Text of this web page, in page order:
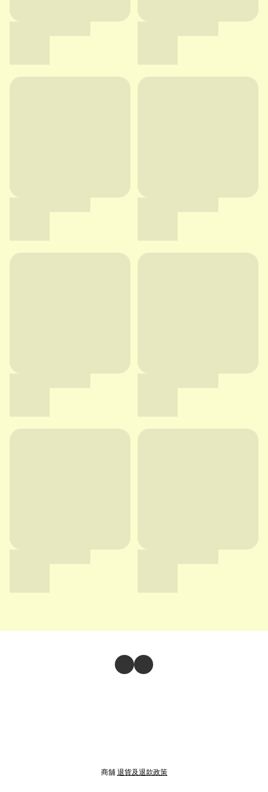
商舖 退貨及退款政策